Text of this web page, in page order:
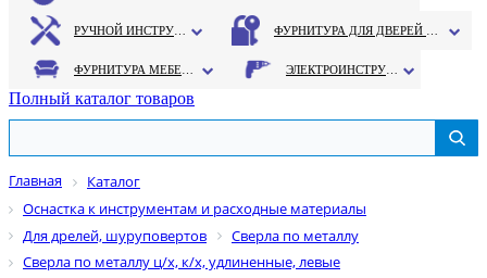
Полный каталог товаров
Главная
Каталог
Оснастка к инструментам и расходные материалы
Для дрелей, шуруповертов
Сверла по металлу
Сверла по металлу ц/х, к/х, удлиненные, левые